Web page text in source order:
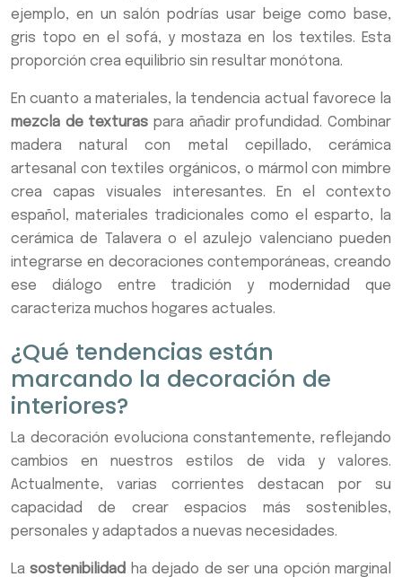
ejemplo, en un salón podrías usar beige como base,
gris topo en el sofá, y mostaza en los textiles. Esta
proporción crea equilibrio sin resultar monótona.
En cuanto a materiales, la tendencia actual favorece la
mezcla de texturas para añadir profundidad. Combinar
madera natural con metal cepillado, cerámica
artesanal con textiles orgánicos, o mármol con mimbre
crea capas visuales interesantes. En el contexto
español, materiales tradicionales como el esparto, la
cerámica de Talavera o el azulejo valenciano pueden
integrarse en decoraciones contemporáneas, creando
ese diálogo entre tradición y modernidad que
caracteriza muchos hogares actuales.
¿Qué tendencias están
marcando la decoración de
interiores?
La decoración evoluciona constantemente, reflejando
cambios en nuestros estilos de vida y valores.
Actualmente, varias corrientes destacan por su
capacidad de crear espacios más sostenibles,
personales y adaptados a nuevas necesidades.
Lasostenibilidad ha dejado de ser una opción marginal